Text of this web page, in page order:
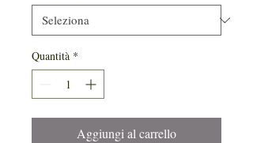
Quantità *
Aggiungi al carrello